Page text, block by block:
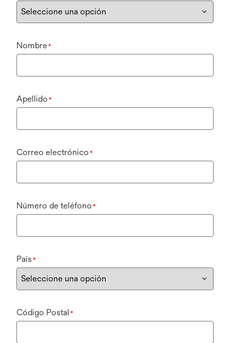
Nombre*
Apellido *
Correo electrónico *
Número de teléfono *
País *
Código Postal *